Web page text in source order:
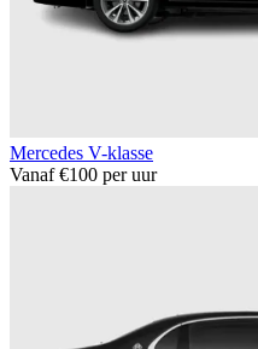
Mercedes V-klasse
Vanaf €100 per uur